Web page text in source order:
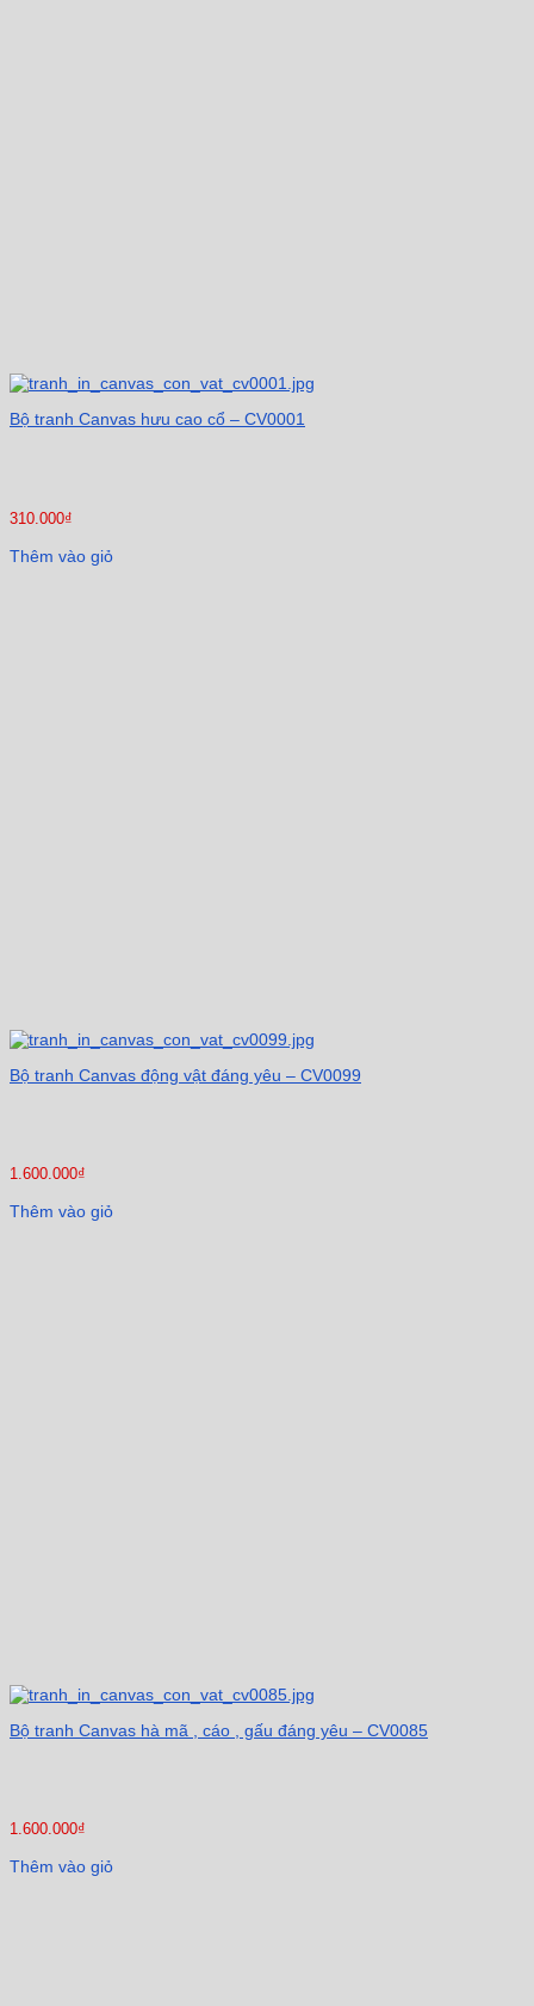
Bộ tranh Canvas hưu cao cổ – CV0001
310.000₫
Thêm vào giỏ
Bộ tranh Canvas động vật đáng yêu – CV0099
1.600.000₫
Thêm vào giỏ
Bộ tranh Canvas hà mã , cáo , gấu đáng yêu – CV0085
1.600.000₫
Thêm vào giỏ